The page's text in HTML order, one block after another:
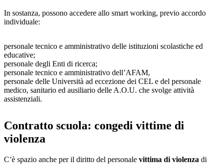
In sostanza, possono accedere allo smart working, previo accordo
individuale:
personale tecnico e amministrativo delle istituzioni scolastiche ed
educative;
personale degli Enti di ricerca;
personale tecnico e amministrativo dell’AFAM,
personale delle Università ad eccezione dei CEL e del personale
medico, sanitario ed ausiliario delle A.O.U. che svolge attività
assistenziali.
Contratto scuola: congedi vittime di
violenza
C’è spazio anche per il diritto del personale vittima di violenza di